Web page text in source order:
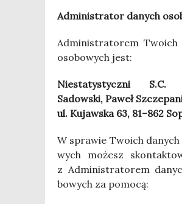
Admi­ni­stra­tor danych
Admi­ni­stra­to­rem Two­ich
oso­bo­wych jest:
Nie­sta­ty­stycz­ni S.C.
Sadow­ski, Paweł
ul. Kujaw­ska 63, 81–862
W spra­wie Two­ich
wych możesz
z Admi­ni­stra­to­rem
bo­wych za pomocą: